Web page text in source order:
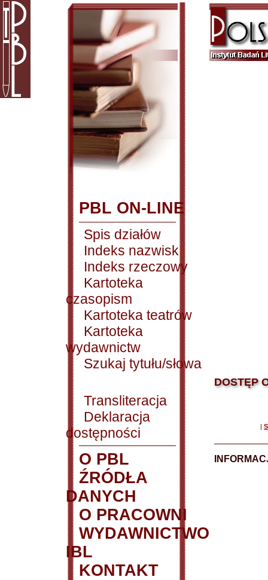
PBL ON-LINE
Spis działów
Indeks nazwisk
Indeks rzeczowy
Kartoteka
czasopism
Kartoteka teatrów
Kartoteka
wydawnictw
Szukaj tytułu/słowa
Transliteracja
Deklaracja
dostępności
O PBL
ŹRÓDŁA
DANYCH
O PRACOWNI
WYDAWNICTWO
IBL
KONTAKT
DOSTĘP
|